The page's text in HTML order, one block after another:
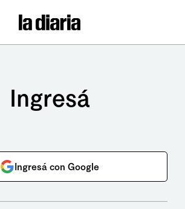
Ingresá
Ingresá con Google